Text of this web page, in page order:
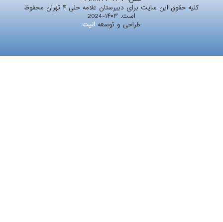
کلیه حقوق این سایت برای دبیرستان علامه حلی ۴ تهران محفوظ
است. ۱۴۰۳-2024
طراحی و توسعه الیت